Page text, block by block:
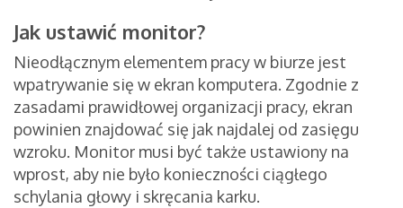
Jak ustawić monitor?
Nieodłącznym elementem pracy w biurze jest
wpatrywanie się w ekran komputera. Zgodnie z
zasadami prawidłowej organizacji pracy, ekran
powinien znajdować się jak najdalej od zasięgu
wzroku. Monitor musi być także ustawiony na
wprost, aby nie było konieczności ciągłego
schylania głowy i skręcania karku.